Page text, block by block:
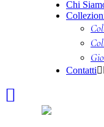
Chi
Contatti